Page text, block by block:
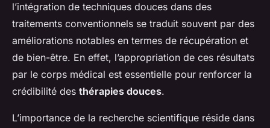
l’intégration de techniques douces dans des
traitements conventionnels se traduit souvent par des
améliorations notables en termes de récupération et
de bien-être. En effet, l’appropriation de ces résultats
par le corps médical est essentielle pour renforcer la
crédibilité des thérapies douces.
L’importance de la recherche scientifique réside dans